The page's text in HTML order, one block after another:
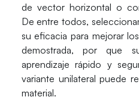
de vector horizontal o
De entre todos,
su eficacia para mejorar
demostrada, por que
aprendizaje rápido y
variante unilateral puede
material.